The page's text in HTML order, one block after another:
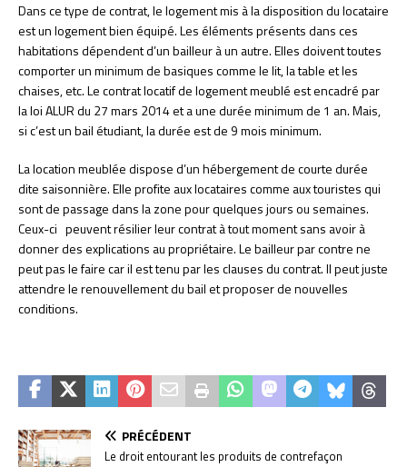
Dans ce type de contrat, le logement mis à la disposition du locataire
est un logement bien équipé. Les éléments présents dans ces
habitations dépendent d’un bailleur à un autre. Elles doivent toutes
comporter un minimum de basiques comme le lit, la table et les
chaises, etc. Le contrat locatif de logement meublé est encadré par
la loi ALUR du 27 mars 2014 et a une durée minimum de 1 an. Mais,
si c’est un bail étudiant, la durée est de 9 mois minimum.
La location meublée dispose d’un hébergement de courte durée
dite saisonnière. Elle profite aux locataires comme aux touristes qui
sont de passage dans la zone pour quelques jours ou semaines.
Ceux-ci peuvent résilier leur contrat à tout moment sans avoir à
donner des explications au propriétaire. Le bailleur par contre ne
peut pas le faire car il est tenu par les clauses du contrat. Il peut juste
attendre le renouvellement du bail et proposer de nouvelles
conditions.
PRÉCÉDENT
Le droit entourant les produits de contrefaçon